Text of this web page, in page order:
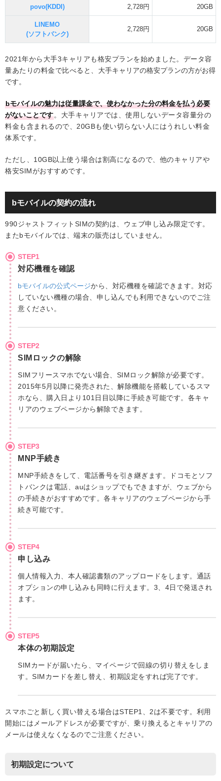
povo(KDDI) 2,728円 20GB
LINEMO
(ソフトバンク)
2,728円 20GB
2021年から大手3キャリアも格安プランを始めました。データ容
量あたりの料金で比べると、 大手キャリアの格安プランの方がお得
です。
bモバイルの魅力は従量課金で、使わなかった分の料金を払う必要
がないことです。大手キャリアでは、使用しないデータ容量分の
料金も含まれるので、20GBも使い切らない人にはうれしい料金
体系です。
ただし、10GB以上使う場合は割高になるので、他のキャリアや
格安SIMがおすすめです。
bモバイルの契約の流れ
990ジャストフィットSIMの契約は、ウェブ申し込み限定です。
またbモバイルでは、端末の販売はしていません。
STEP1
対応機種を確認
bモバイルの公式ページから、対応機種を確認できます。対応
していない機種の場合、申し込んでも利用できないのでご注
意ください。
STEP2
SIMロックの解除
SIMフリースマホでない場合、SIMロック解除が必要です。
2015年5月以降に発売された、解除機能を搭載しているスマ
ホなら、購入日より101日目以降に手続き可能です。各キャ
リアのウェブページから解除できます。
STEP3
MNP手続き
MNP手続きをして、電話番号を引き継ぎます。ドコモとソフ
トバンクは電話、auはショップでもできますが、ウェブから
の手続きがおすすめです。各キャリアのウェブページから手
続き可能です。
STEP4
申し込み
個人情報入力、本人確認書類のアップロードをします。通話
オプションの申し込みも同時に行えます。3、4日で発送され
ます。
STEP5
本体の初期設定
SIMカードが届いたら、マイページで回線の切り替えをしま
す。SIMカードを差し替え、初期設定をすれば完了です。
スマホごと新しく買い替える場合はSTEP1、2は不要です。利用
開始にはメールアドレスが必要ですが、乗り換えるとキャリアの
メールは使えなくなるのでご注意ください。
初期設定について